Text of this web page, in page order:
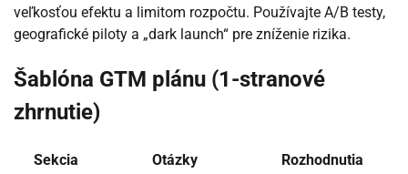
veľkosťou efektu a limitom rozpočtu. Používajte A/B testy,
geografické piloty a „dark launch“ pre zníženie rizika.
Šablóna GTM plánu (1-stranové
zhrnutie)
Sekcia Otázky Rozhodnutia